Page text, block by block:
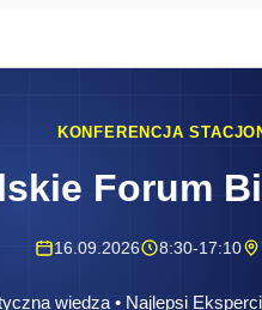
KONFERENCJA
Forum
16.09.2026 8:30-17:10
wiedza • Najlepsi